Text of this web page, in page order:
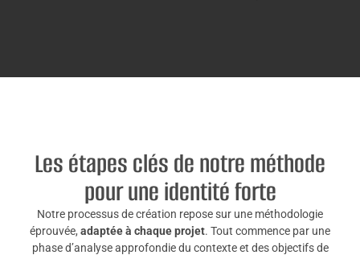
Les étapes clés de notre méthode
pour une identité forte
Notre processus de création repose sur une méthodologie
éprouvée, adaptée à chaque projet. Tout commence par une
phase d’analyse approfondie du contexte et des objectifs de